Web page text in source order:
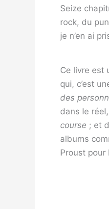
Seize
rock, du
je n’en ai
Ce livre est
qui, c’est
des
dans le
course ; et
albums
Proust pour